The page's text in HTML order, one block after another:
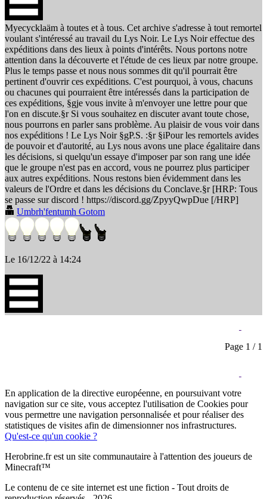
Myecycklaäm à toutes et à tous. Cet archive s'adresse à tout remortel
voulant s'intéressé au travail du Lys Noir. Le Lys Noir effectue des
expéditions dans des lieux à points d'intérêts. Nous portons notre
attention dans la découverte et l'étude de ces lieux par notre groupe.
Plus le temps passe et nous nous sommes dit qu'il pourrait être
pertinent d'ouvrir ces expéditions. C'est pourquoi, à vous, chacuns
ou chacunes qui pourraient être intéressés dans la participation de
ces expéditions, §gje vous invite à m'envoyer une lettre pour que
l'on en discute.§r Si vous souhaitez en discuter avant toute chose,
nous pourrons en parler sans problème. Au plaisir de vous voir dans
nos expéditions ! Le Lys Noir §gP.S. :§r §iPour les remortels avides
de pouvoir et d'autorité, au Lys nous avons une place égalitaire dans
les décisions, si quelqu'un essaye d'imposer par son rang une idée
que le groupe n'est pas en accord, vous ne pourrez plus participer
aux autres expéditions. Nous restons bien évidemment dans les
valeurs de l'Ordre et dans les décisions du Conclave.§r [HRP: Tous
se passe sur discord ! https://discord.gg/ZpyyQwpDue [/HRP]
Umbrh'fentumh Gotom
Le 16/12/22 à 14:24
Page 1 / 1
En application de la directive européenne, en poursuivant votre
navigation sur ce site, vous acceptez l'utilisation de Cookies pour
vous permettre une navigation personnalisée et pour réaliser des
statistiques de visites afin de dimensionner nos infrastructures.
Qu'est-ce qu'un cookie ?
Herobrine.fr est un site communautaire à l'attention des joueurs de
Minecraft™
Le contenu de ce site internet est une fiction - Tout droits de